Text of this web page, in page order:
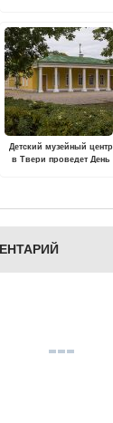
Детский музейный центр
в Твери проведет День